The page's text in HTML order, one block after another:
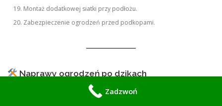
Montaż dodatkowej siatki przy podłożu.
Zabezpieczenie ogrodzeń przed podkopami.
Naprawy ogrodzeń po dzikach
Zadzwoń